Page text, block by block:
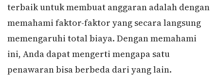
terbaik untuk membuat anggaran adalah dengan
memahami faktor-faktor yang secara langsung
memengaruhi total biaya. Dengan memahami
ini, Anda dapat mengerti mengapa satu
penawaran bisa berbeda dari yang lain.